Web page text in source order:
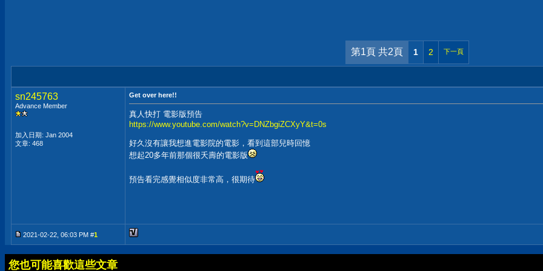
第1頁 共2頁 1 2 下一頁
sn245763
Advance Member
加入日期: Jan 2004
文章: 468
Get over here!!
真人快打 電影版預告
https://www.youtube.com/watch?v=DNZbgiZCXyY&t=0s
好久沒有讓我想進電影院的電影，看到這部兒時回憶
想起20多年前那個很夭壽的電影版
預告看完感覺相似度非常高，很期待
2021-02-22, 06:03 PM #1
您也可能喜歡這些文章